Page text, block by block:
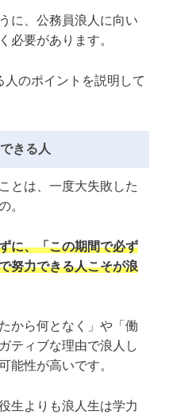
に、公務員浪人に向い
必要があります。
人のポイントを説明して
きる人
とは、一度大失敗した
。
に、「この期間で必ず
努力できる人こそが浪
から何となく」や「働
ティブな理由で浪人し
能性が高いです。
生よりも浪人生は学力